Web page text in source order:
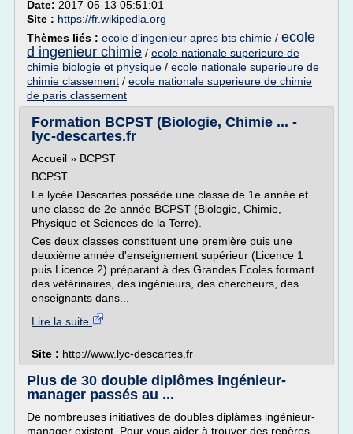
Date: 2017-05-13 05:51:01
Site : https://fr.wikipedia.org
Thèmes liés : ecole d'ingenieur apres bts chimie / ecole
d ingenieur chimie / ecole nationale superieure de
chimie biologie et physique / ecole nationale superieure de
chimie classement / ecole nationale superieure de chimie
de paris classement
Formation BCPST (Biologie, Chimie ... -
lyc-descartes.fr
Accueil » BCPST
BCPST
Le lycée Descartes possède une classe de 1e année et
une classe de 2e année BCPST (Biologie, Chimie,
Physique et Sciences de la Terre).
Ces deux classes constituent une première puis une
deuxième année d'enseignement supérieur (Licence 1
puis Licence 2) préparant à des Grandes Ecoles formant
des vétérinaires, des ingénieurs, des chercheurs, des
enseignants dans...
Lire la suite
Site : http://www.lyc-descartes.fr
Plus de 30 double diplômes ingénieur-
manager passés au ...
De nombreuses initiatives de doubles diplàmes ingénieur-
manager existent. Pour vous aider à trouver des repères,